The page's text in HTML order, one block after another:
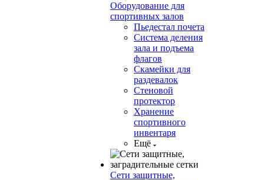
Оборудование для
спортивных залов
Пьедестал почета
Система деления
зала и подъема
флагов
Скамейки для
раздевалок
Стеновой
протектор
Хранение
спортивного
инвентаря
Ещё
Сети защитные,